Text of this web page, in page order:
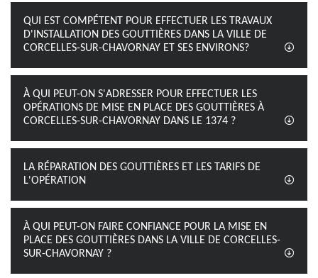
QUI EST COMPÉTENT POUR EFFECTUER LES TRAVAUX
D'INSTALLATION DES GOUTTIÈRES DANS LA VILLE DE
CORCELLES-SUR-CHAVORNAY ET SES ENVIRONS?
À QUI PEUT-ON S'ADRESSER POUR EFFECTUER LES
OPÉRATIONS DE MISE EN PLACE DES GOUTTIÈRES À
CORCELLES-SUR-CHAVORNAY DANS LE 1374 ?
LA RÉPARATION DES GOUTTIÈRES ET LES TARIFS DE
L'OPÉRATION
À QUI PEUT-ON FAIRE CONFIANCE POUR LA MISE EN
PLACE DES GOUTTIÈRES DANS LA VILLE DE CORCELLES-
SUR-CHAVORNAY ?